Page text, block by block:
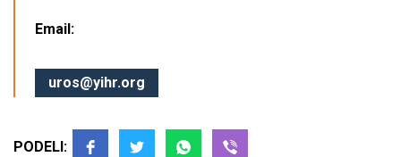
Email:
uros@yihr.org
PODELI: